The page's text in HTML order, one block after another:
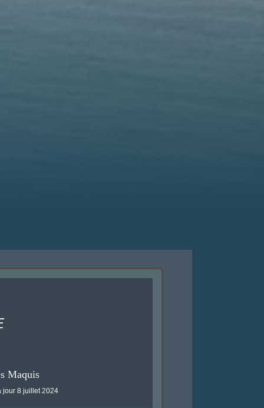
Maquis
jour 8 juillet 2024